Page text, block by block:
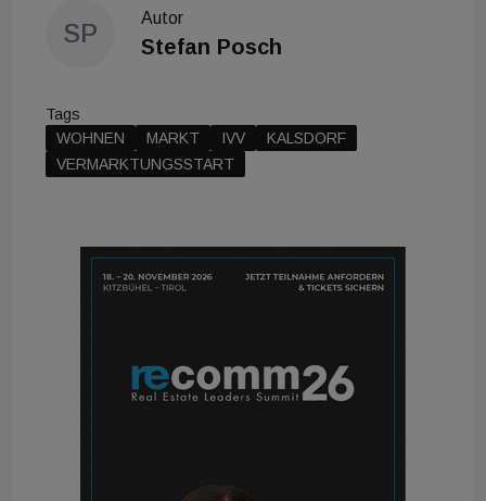
SP
Autor
Stefan Posch
Tags
WOHNEN
MARKT IVV
KALSDORF
VERMARKTUNGSSTART